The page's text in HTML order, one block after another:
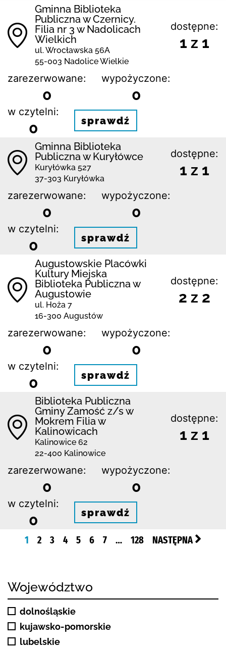
Gminna Biblioteka
Publiczna w Czernicy.
Filia nr 3 w Nadolicach
Wielkich
ul. Wrocławska 56A
55-003 Nadolice Wielkie
dostępne:
1 z 1
zarezerwowane:
0
wypożyczone:
0
w czytelni:
0 sprawdź
Gminna Biblioteka
Publiczna w Kuryłówce
Kuryłówka 527
37-303 Kuryłówka
dostępne:
1 z 1
zarezerwowane:
0
wypożyczone:
0
w czytelni:
0 sprawdź
Augustowskie Placówki
Kultury Miejska
Biblioteka Publiczna w
Augustowie
ul. Hoża 7
16-300 Augustów
dostępne:
2 z 2
zarezerwowane:
0
wypożyczone:
0
w czytelni:
0 sprawdź
Biblio­teka Publiczna
Gminy Zamość z/s w
Mokrem Filia w
Kalinowicach
Kalinowice 62
22-400 Kalinowice
dostępne:
1 z 1
zarezerwowane:
0
wypożyczone:
0
w czytelni:
0 sprawdź
1 2 3 4 5 6 7 … 128 NASTĘPNA
Województwo
dolnośląskie
kujawsko-pomorskie
lubelskie